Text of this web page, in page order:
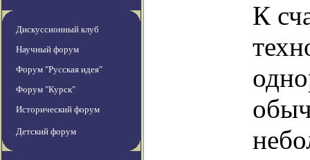
Дискуссионный клуб
Научный форум
Форум "Русская идея"
Форум "Курск"
Исторический форум
Детский форум
К